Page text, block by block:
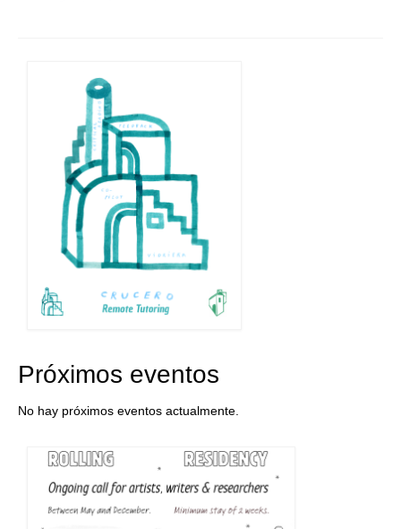
Próximos eventos
No hay próximos eventos actualmente.